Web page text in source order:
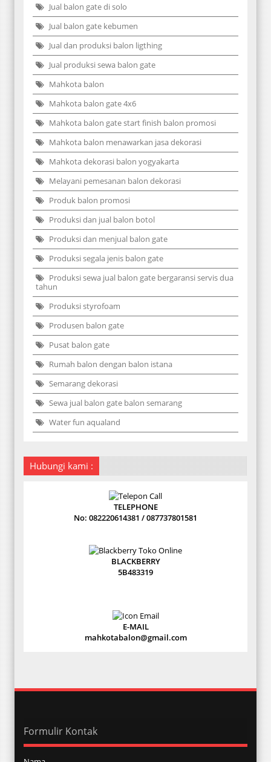
Jual balon gate di solo
Jual balon gate kebumen
Jual dan produksi balon ligthing
Jual produksi sewa balon gate
Mahkota balon
Mahkota balon gate 4x6
Mahkota balon gate start finish balon promosi
Mahkota balon menawarkan jasa dekorasi
Mahkota dekorasi balon yogyakarta
Melayani pemesanan balon dekorasi
Produk balon promosi
Produksi dan jual balon botol
Produksi dan menjual balon gate
Produksi segala jenis balon gate
Produksi sewa jual balon gate bergaransi servis dua
tahun
Produksi styrofoam
Produsen balon gate
Pusat balon gate
Rumah balon dengan balon istana
Semarang dekorasi
Sewa jual balon gate balon semarang
Water fun aqualand
Hubungi kami :
TELEPHONE
No: 082220614381 / 087737801581
BLACKBERRY
5B483319
E-MAIL
mahkotabalon@gmail.com
Formulir Kontak